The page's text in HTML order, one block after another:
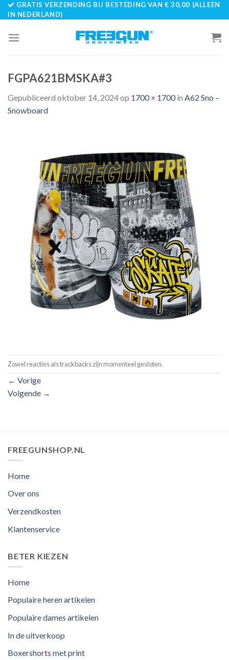
Skip
to
GRATIS VERZENDING BIJ BESTEDING VAN € 30,00 (ALLEEN
IN NEDERLAND)
FGPA621BMSKA#3
Gepubliceerd oktober 14, 2024op 1700 × 1700in A62 Sno –
Snowboard
Zowel reacties als trackbacks zijn momenteel gesloten.
← Vorige
Volgende →
FREEGUNSHOP.NL
Home
Over ons
Verzendkosten
Klantenservice
BETER KIEZEN
Home
Populaire heren artikelen
Populaire dames artikelen
In de uitverkoop
Boxershorts met print